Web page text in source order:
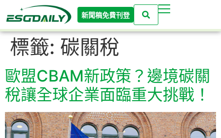
新聞稿免費刊登
標籤: 碳關稅
歐盟CBAM新政策？邊境碳關
稅讓全球企業面臨重大挑戰！